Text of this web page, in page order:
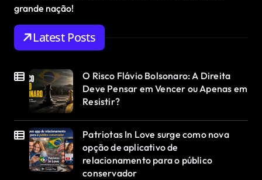
grande nação!
Latest Posts
O Risco Flávio Bolsonaro: A Direita
Deve Pensar em Vencer ou Apenas em
Resistir?
Patriotas In Love surge como nova
opção de aplicativo de
relacionamento para o público
conservador